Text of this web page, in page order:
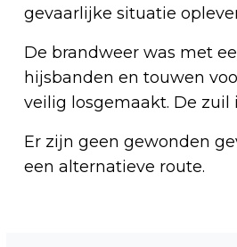
gevaarlijke situatie
De brandweer was met
hijsbanden en touwen
veilig losgemaakt. De zuil
Er zijn geen gewonden
een alternatieve route.